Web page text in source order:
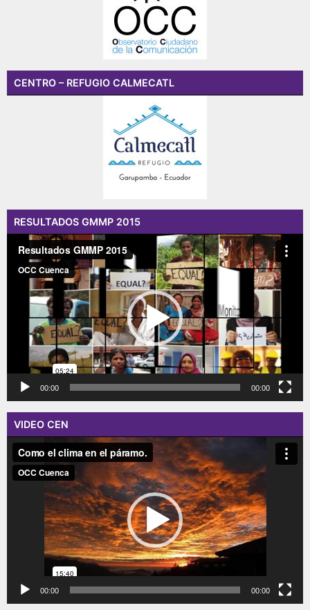
CENTRO – REFUGIO CALMECATL
RESULTADOS GMMP 2015
Reproductor
00:00 00:00
VIDEO CEN
Reproductor
vídeo
00:00 00:00